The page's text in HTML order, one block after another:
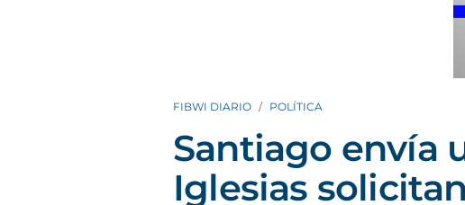
FIBWI DIARIO POLÍTICA
Santiago envía
Iglesias